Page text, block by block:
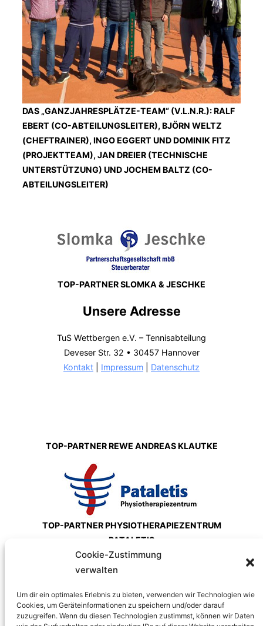
Cookie-Zustimmung
verwalten
Um dir ein optimales Erlebnis zu bieten, verwenden wir Technologien wie
Cookies, um Geräteinformationen zu speichern und/oder darauf
zuzugreifen. Wenn du diesen Technologien zustimmst, können wir Daten
DAS „GANZJAHRESPLÄTZE-TEAM“ (V.L.N.R.): RALF
EBERT (CO-ABTEILUNGSLEITER), BJÖRN WELTZ
(CHEFTRAINER), INGO EGGERT UND DOMINIK FITZ
(PROJEKTTEAM), JAN DREIER (TECHNISCHE
UNTERSTÜTZUNG) UND JOCHEM BALTZ (CO-
ABTEILUNGSLEITER)
TOP-PARTNER SLOMKA & JESCHKE
Unsere Adresse
TuS Wettbergen e.V. – Tennisabteilung
Deveser Str. 32 • 30457 Hannover
Kontakt
Impressum Datenschutz
TOP-PARTNER REWE ANDREAS KLAUTKE
TOP-PARTNER PHYSIOTHERAPIEZENTRUM
PATALETIS
TOP-PARTNER H. VON ROON